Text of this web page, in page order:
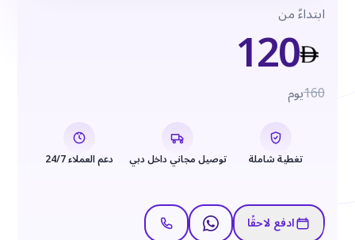
ابتداءً من120160يوم
تغطية شاملة توصيل مجاني داخل دبي دعم العملاء 24/7
ادفع لاحقًا